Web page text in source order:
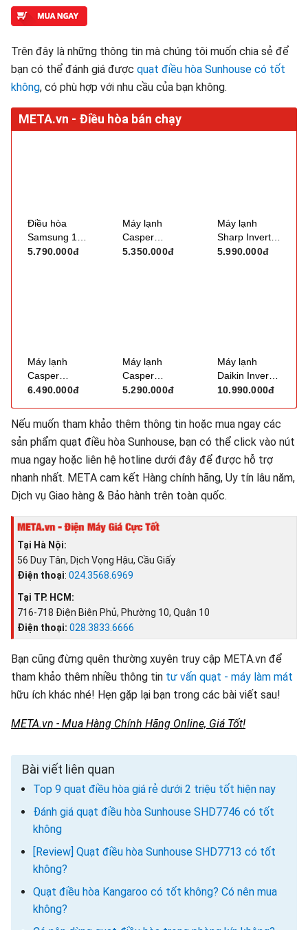
Trên đây là những thông tin mà chúng tôi muốn chia sẻ để
bạn có thể đánh giá được quạt điều hòa Sunhouse có tốt
không, có phù hợp với nhu cầu của bạn không.
Điều hòa
Samsung 1
chiều inverter
5.790.000đ
Máy lạnh
Casper
Inverter 1HP
5.350.000đ
Máy lạnh
Sharp Inverter
1HP AH-
5.990.000đ
Máy lạnh
Casper
Inverter 1.5HP
6.490.000đ
Máy lạnh
Casper
Inverter 1HP
5.290.000đ
Máy lạnh
Daikin Inverter
1.5HP
10.990.000đ
Nếu muốn tham khảo thêm thông tin hoặc mua ngay các
sản phẩm quạt điều hòa Sunhouse, bạn có thể click vào nút
mua ngay hoặc liên hệ hotline dưới đây để được hỗ trợ
nhanh nhất. META cam kết Hàng chính hãng, Uy tín lâu năm,
Dịch vụ Giao hàng & Bảo hành trên toàn quốc.
Tại Hà Nội:
56 Duy Tân, Dịch Vọng Hậu, Cầu Giấy
Điện thoại: 024.3568.6969
Tại TP. HCM:
716-718 Điện Biên Phủ, Phường 10, Quận 10
Điện thoại: 028.3833.6666
Bạn cũng đừng quên thường xuyên truy cập META.vn để
tham khảo thêm nhiều thông tin tư vấn quạt - máy làm mát
hữu ích khác nhé! Hẹn gặp lại bạn trong các bài viết sau!
META.vn - Mua Hàng Chính Hãng Online, Giá Tốt!
Bài viết liên quan
Top 9 quạt điều hòa giá rẻ dưới 2 triệu tốt hiện nay
Đánh giá quạt điều hòa Sunhouse SHD7746 có tốt
không
[Review] Quạt điều hòa Sunhouse SHD7713 có tốt
không?
Quạt điều hòa Kangaroo có tốt không? Có nên mua
không?